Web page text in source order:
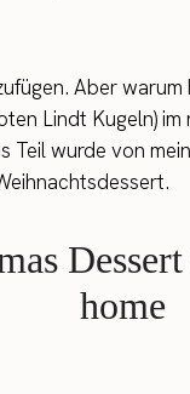
Aber
Lindt Kugeln)
Teil wurde von